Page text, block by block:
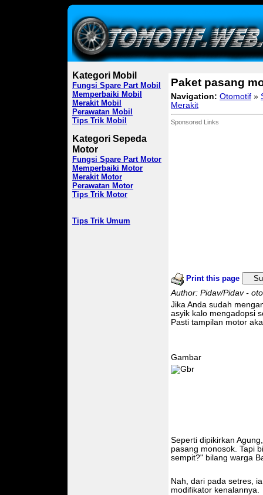
Kategori Mobil
Fungsi Spare Part Mobil
Memperbaiki Mobil
Merakit Mobil
Perawatan Mobil
Tips Trik Mobil
Kategori Sepeda
Motor
Fungsi Spare Part Motor
Memperbaiki Motor
Merakit Motor
Perawatan Motor
Tips Trik Motor
Tips Trik Umum
Paket pasang
Navigation: Otomotif »
Merakit
Sponsored Links
Print this page
Author: Pidav/Pidav -
Jika Anda sudah
asyik kalo mengadopsi
Pasti tampilan motor
Gambar
Seperti dipikirkan
pasang monosok. Tapi
sempit?" bilang warga
Nah, dari pada setres,
modifikator kenalannya.